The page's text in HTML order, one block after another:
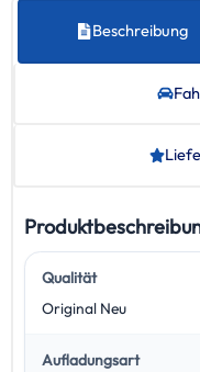
Beschreibung
Qualität
Original Neu
Aufladungsart